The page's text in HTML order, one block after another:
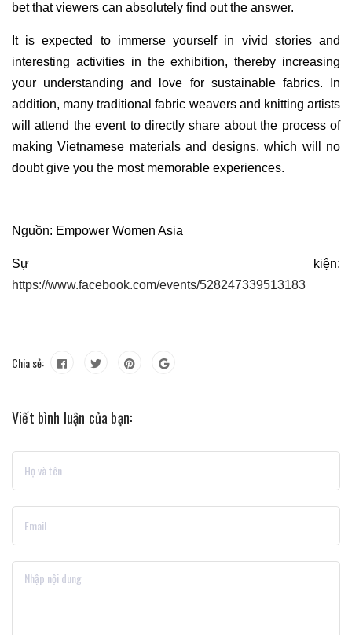
bet that viewers can absolutely find out the answer.
It is expected to immerse yourself in vivid stories and
interesting activities in the exhibition, thereby increasing
your understanding and love for sustainable fabrics. In
addition, many traditional fabric weavers and knitting artists
will attend the event to directly share about the process of
making Vietnamese materials and designs, which will no
doubt give you the most memorable experiences.
Nguồn: Empower Women Asia
Sự kiện:
https://www.facebook.com/events/528247339513183
Chia sẻ:
Viết bình luận của bạn: